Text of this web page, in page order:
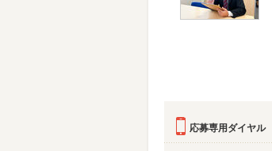
応募専用ダイヤル